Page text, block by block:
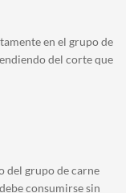
en el grupo de
del corte que
del grupo de carne
consumirse sin